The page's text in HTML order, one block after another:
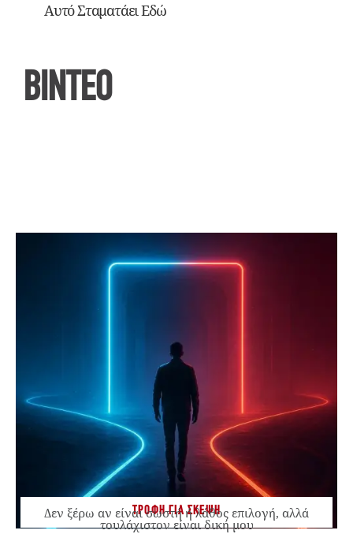
Αυτό Σταματάει Εδώ
ΒΙΝΤΕΟ
ΤΡΟΦΗ ΓΙΑ ΣΚΕΨΗ
Δεν ξέρω αν είναι σωστή ή λάθος επιλογή, αλλά
τουλάχιστον είναι δική μου